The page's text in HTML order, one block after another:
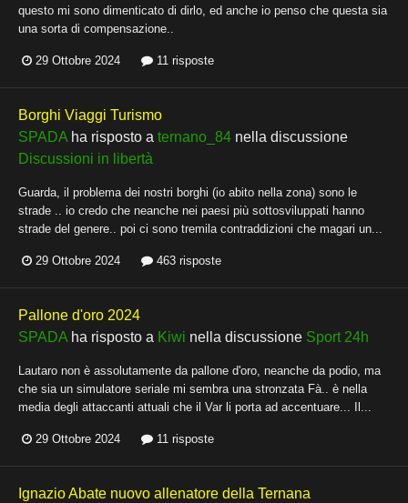
questo mi sono dimenticato di dirlo, ed anche io penso che questa sia
una sorta di compensazione..
29 Ottobre 2024 11 risposte
Borghi Viaggi Turismo
SPADA ha risposto a ternano_84 nella discussione
Discussioni in libertà
Guarda, il problema dei nostri borghi (io abito nella zona) sono le
strade .. io credo che neanche nei paesi più sottosviluppati hanno
strade del genere.. poi ci sono tremila contraddizioni che magari un...
29 Ottobre 2024 463 risposte
Pallone d'oro 2024
SPADA ha risposto a Kiwi nella discussione Sport 24h
Lautaro non è assolutamente da pallone d'oro, neanche da podio, ma
che sia un simulatore seriale mi sembra una stronzata Fà.. è nella
media degli attaccanti attuali che il Var li porta ad accentuare... Il...
29 Ottobre 2024 11 risposte
Ignazio Abate nuovo allenatore della Ternana